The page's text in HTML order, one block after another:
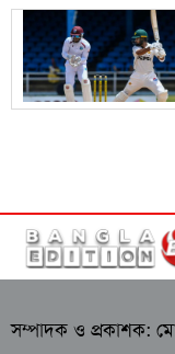
সম্পাদক ও প্রকাশক: